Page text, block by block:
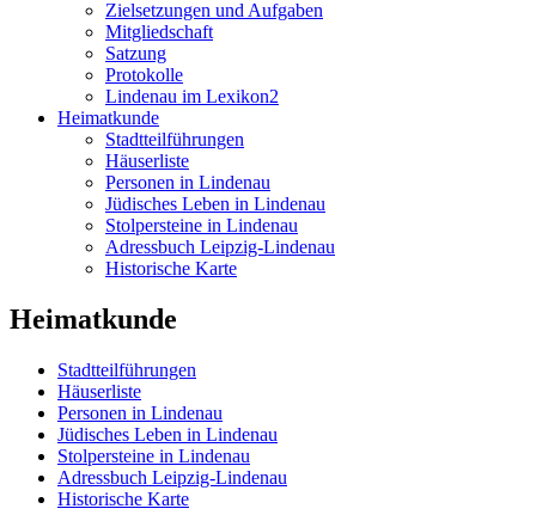
Zielsetzungen und Aufgaben
Mitgliedschaft
Satzung
Protokolle
Lindenau im Lexikon2
Heimatkunde
Stadtteilführungen
Häuserliste
Personen in Lindenau
Jüdisches Leben in Lindenau
Stolpersteine in Lindenau
Adressbuch Leipzig-Lindenau
Historische Karte
Heimatkunde
Stadtteilführungen
Häuserliste
Personen in Lindenau
Jüdisches Leben in Lindenau
Stolpersteine in Lindenau
Adressbuch Leipzig-Lindenau
Historische Karte